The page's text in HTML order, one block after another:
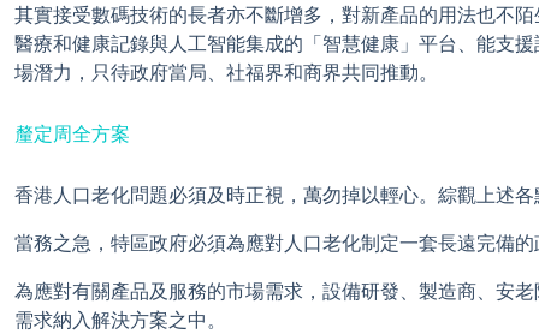
其實接受數碼技術的長者亦不斷增多，對新產品的用法也不
醫療和健康記錄與人工智能集成的「智慧健康」平台、能支
場潛力，只待政府當局、社福界和商界共同推動。
釐定周全方案
香港人口老化問題必須及時正視，萬勿掉以輕心。綜觀上述
當務之急，特區政府必須為應對人口老化制定一套長遠完備
為應對有關產品及服務的市場需求，設備研發、製造商、安
需求納入解決方案之中。